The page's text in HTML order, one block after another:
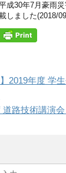
平成30年7月豪雨
しました(2018/
】2019年度 学
道路技術講演